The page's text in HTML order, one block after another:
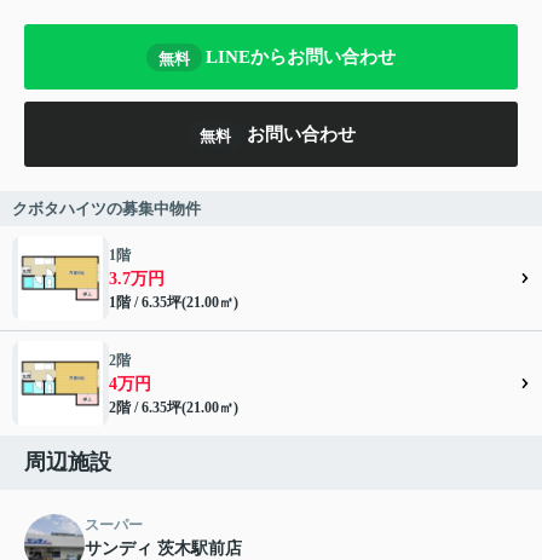
無料 LINEからお問い合わせ
無料 お問い合わせ
クボタハイツの募集中物件
1階
3.7万円
1階 / 6.35坪(21.00㎡)
2階
4万円
2階 / 6.35坪(21.00㎡)
周辺施設
スーパー
サンディ 茨木駅前店